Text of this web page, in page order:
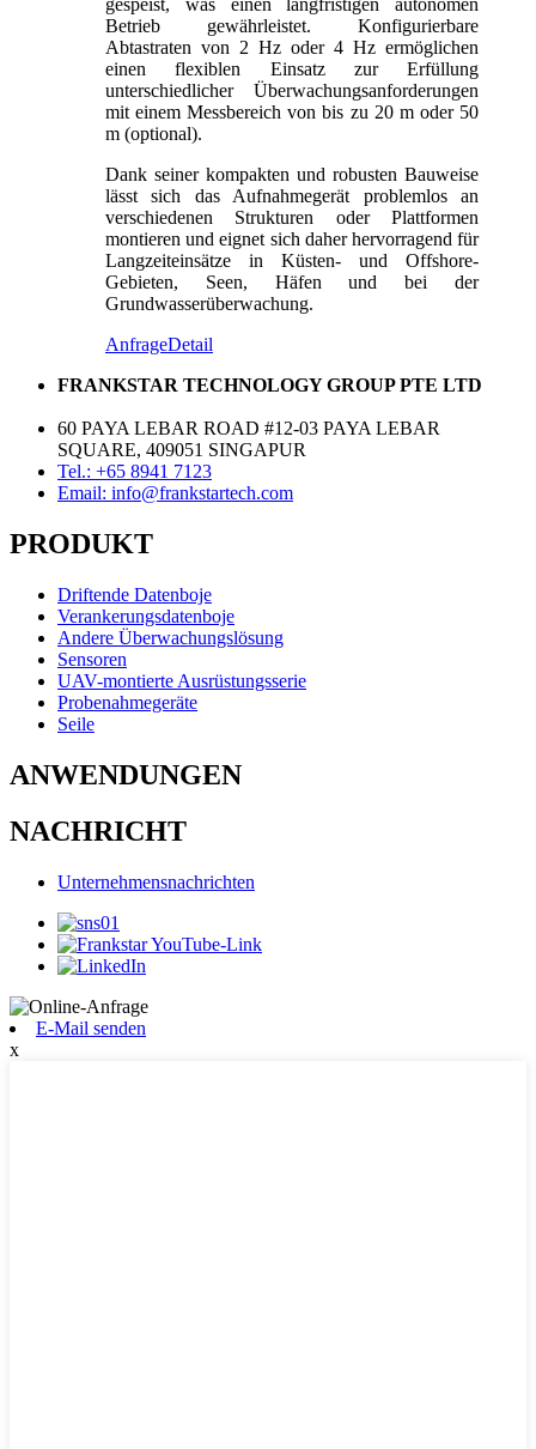
gespeist, was einen langfristigen autonomen
Betrieb gewährleistet. Konfigurierbare
Abtastraten von 2 Hz oder 4 Hz ermöglichen
einen flexiblen Einsatz zur Erfüllung
unterschiedlicher Überwachungsanforderungen
mit einem Messbereich von bis zu 20 m oder 50
m (optional).
Dank seiner kompakten und robusten Bauweise
lässt sich das Aufnahmegerät problemlos an
verschiedenen Strukturen oder Plattformen
montieren und eignet sich daher hervorragend für
Langzeiteinsätze in Küsten- und Offshore-
Gebieten, Seen, Häfen und bei der
Grundwasserüberwachung.
AnfrageDetail
FRANKSTAR TECHNOLOGY GROUP PTE LTD
60 PAYA LEBAR ROAD #12-03 PAYA LEBAR
SQUARE, 409051 SINGAPUR
Tel.: +65 8941 7123
Email: info@frankstartech.com
PRODUKT
Driftende Datenboje
Verankerungsdatenboje
Andere Überwachungslösung
Sensoren
UAV-montierte Ausrüstungsserie
Probenahmegeräte
Seile
ANWENDUNGEN
NACHRICHT
Unternehmensnachrichten
E-Mail senden
x